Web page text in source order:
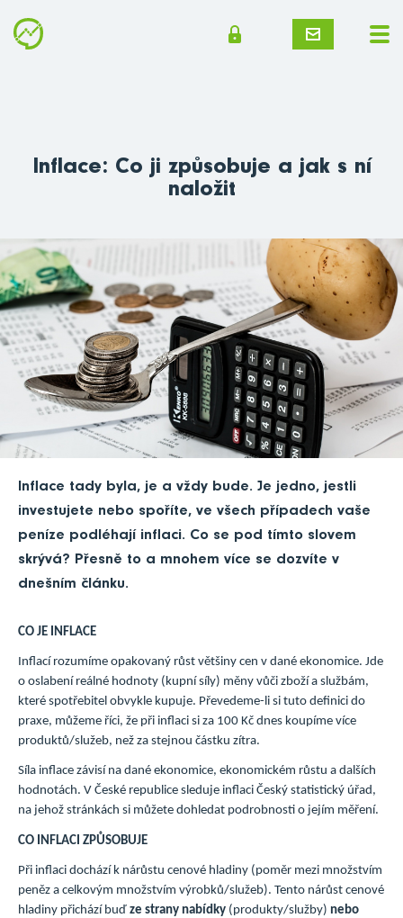
Inflace: Co ji způsobuje a jak s ní
naložit
Inflace tady byla, je a vždy bude. Je jedno, jestli
investujete nebo spoříte, ve všech případech vaše
peníze podléhají inflaci. Co se pod tímto slovem
skrývá? Přesně to a mnohem více se dozvíte v
dnešním článku.
CO JE INFLACE
Inflací rozumíme opakovaný růst většiny cen v dané ekonomice. Jde
o oslabení reálné hodnoty (kupní síly) měny vůči zboží a službám,
které spotřebitel obvykle kupuje. Převedeme-li si tuto definici do
praxe, můžeme říci, že při inflaci si za 100 Kč dnes koupíme více
produktů/služeb, než za stejnou částku zítra.
Síla inflace závisí na dané ekonomice, ekonomickém růstu a dalších
hodnotách. V České republice sleduje inflaci Český statistický úřad,
na jehož stránkách si můžete dohledat podrobnosti o jejím měření.
CO INFLACI ZPŮSOBUJE
Při inflaci dochází k nárůstu cenové hladiny (poměr mezi množstvím
peněz a celkovým množstvím výrobků/služeb). Tento nárůst cenové
hladiny přichází buď ze strany nabídky (produkty/služby) nebo